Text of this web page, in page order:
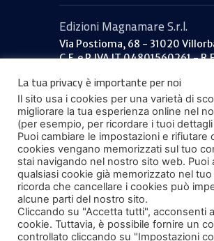
Edizioni Magnamare S.r.l.
Via Postioma, 68 - 31020
C.F. e P.IVA IT 04801560261 -
Capitale sociale: €40.000 i.v.
777ilportolano.it
Informazioni
Termini e condizioni
Privacy
Contattaci
Rivenditori
Chi siamo
I nostri valori
La tua privacy è importante per noi
Il sito usa i cookies per una varietà di
migliorare la tua esperienza online nel
(per esempio, per ricordare i tuoi
Puoi cambiare le impostazioni e rifiutare
cookies vengano memorizzati sul tuo
stai navigando nel nostro sito web. Puoi
qualsiasi cookie già memorizzato nel
ricorda che cancellare i cookies può
alcune parti del nostro sito.
Cliccando su "Accetta tutti", acconsenti
cookie. Tuttavia, è possibile fornire un
controllato cliccando su "Impostazioni